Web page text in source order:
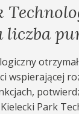
liczba
wspierającej
Park